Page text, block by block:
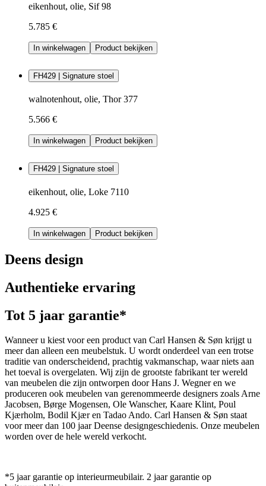
eikenhout, olie, Sif 98
5.785 €
In winkelwagen Product bekijken
FH429 | Signature stoel
walnotenhout, olie, Thor 377
5.566 €
In winkelwagen Product bekijken
FH429 | Signature stoel
eikenhout, olie, Loke 7110
4.925 €
In winkelwagen Product bekijken
Deens design
Authentieke ervaring
Tot 5 jaar garantie*
Wanneer u kiest voor een product van Carl Hansen & Søn krijgt u
meer dan alleen een meubelstuk. U wordt onderdeel van een trotse
traditie van onderscheidend, prachtig vakmanschap, waar niets aan
het toeval is overgelaten. Wij zijn de grootste fabrikant ter wereld
van meubelen die zijn ontworpen door Hans J. Wegner en we
produceren ook meubelen van gerenommeerde designers zoals Arne
Jacobsen, Børge Mogensen, Ole Wanscher, Kaare Klint, Poul
Kjærholm, Bodil Kjær en Tadao Ando. Carl Hansen & Søn staat
voor meer dan 100 jaar Deense designgeschiedenis. Onze meubelen
worden over de hele wereld verkocht.
*5 jaar garantie op interieurmeubilair. 2 jaar garantie op